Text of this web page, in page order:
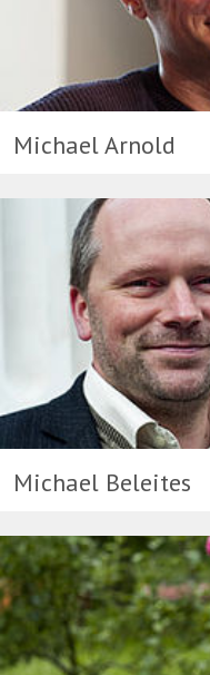
Michael Arnold
Michael Beleites